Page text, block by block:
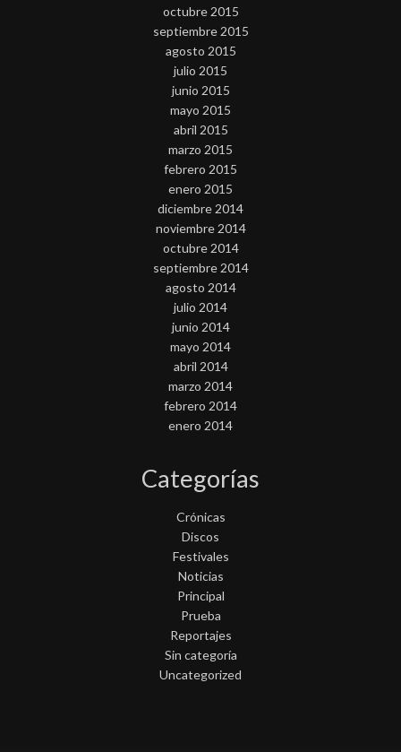
octubre 2015
septiembre 2015
agosto 2015
julio 2015
junio 2015
mayo 2015
abril 2015
marzo 2015
febrero 2015
enero 2015
diciembre 2014
noviembre 2014
octubre 2014
septiembre 2014
agosto 2014
julio 2014
junio 2014
mayo 2014
abril 2014
marzo 2014
febrero 2014
enero 2014
Categorías
Crónicas
Discos
Festivales
Noticias
Principal
Prueba
Reportajes
Sin categoría
Uncategorized